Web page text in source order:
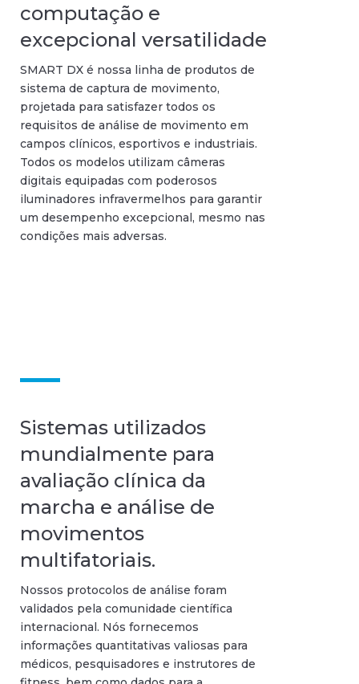
computação e
excepcional versatilidade
SMART DX é nossa linha de produtos de
sistema de captura de movimento,
projetada para satisfazer todos os
requisitos de análise de movimento em
campos clínicos, esportivos e industriais.
Todos os modelos utilizam câmeras
digitais equipadas com poderosos
iluminadores infravermelhos para garantir
um desempenho excepcional, mesmo nas
condições mais adversas.
Sistemas utilizados
mundialmente para
avaliação clínica da
marcha e análise de
movimentos
multifatoriais.
Nossos protocolos de análise foram
validados pela comunidade científica
internacional. Nós fornecemos
informações quantitativas valiosas para
médicos, pesquisadores e instrutores de